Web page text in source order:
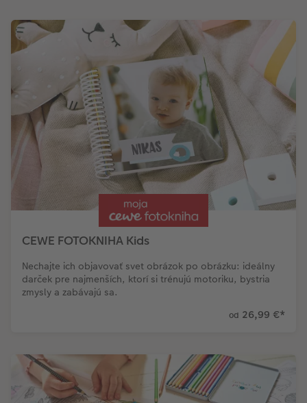
CEWE FOTOKNIHA Kids
Nechajte ich objavovať svet obrázok po obrázku: ideálny
darček pre najmenších, ktorí si trénujú motoriku, bystria
zmysly a zabávajú sa.
od 26,99 €*